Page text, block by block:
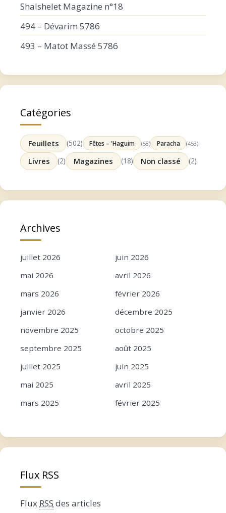
Shalshelet Magazine n°18
494 – Dévarim 5786
493 – Matot Massé 5786
Catégories
Feuillets (502) Fêtes – 'Haguim (58) Paracha (453)
Livres (2) Magazines (18) Non classé (2)
Archives
juillet 2026
juin 2026
mai 2026
avril 2026
mars 2026
février 2026
janvier 2026
décembre 2025
novembre 2025
octobre 2025
septembre 2025
août 2025
juillet 2025
juin 2025
mai 2025
avril 2025
mars 2025
février 2025
novembre 2024
octobre 2024
juillet 2024
Flux RSS
Flux RSS des articles